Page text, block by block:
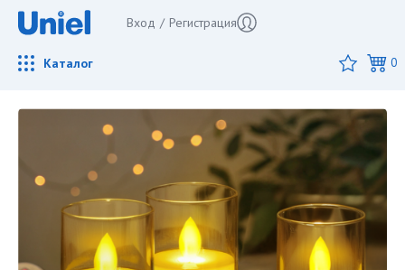
Вход / Регистрация
Каталог 0